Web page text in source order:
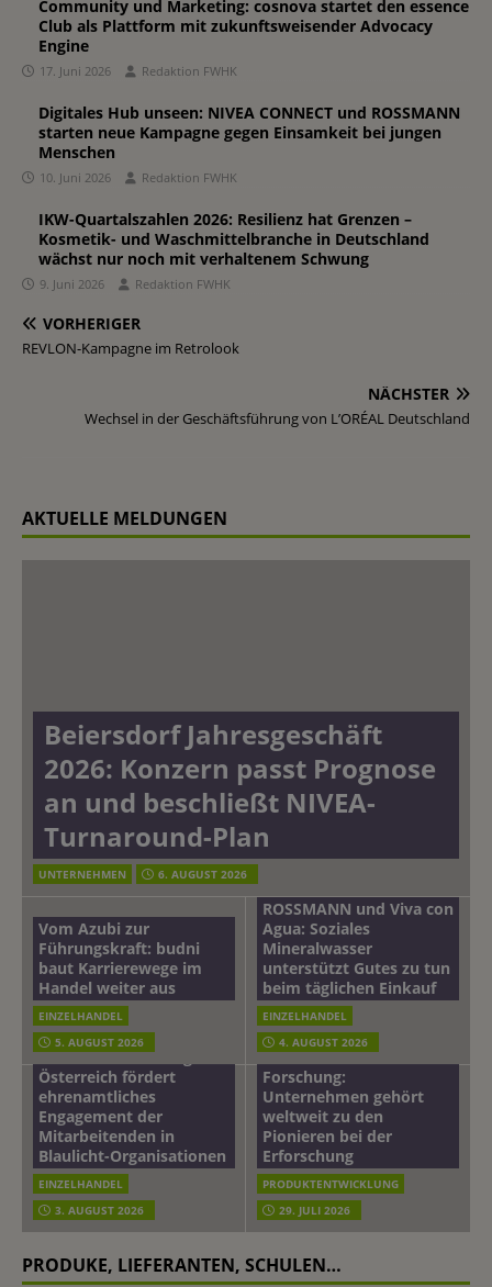
Community und Marketing: cosnova startet den essence
Club als Plattform mit zukunftsweisender Advocacy
Engine
17. Juni 2026 Redaktion FWHK
Digitales Hub unseen: NIVEA CONNECT und ROSSMANN
starten neue Kampagne gegen Einsamkeit bei jungen
Menschen
10. Juni 2026 Redaktion FWHK
IKW-Quartalszahlen 2026: Resilienz hat Grenzen –
Kosmetik- und Waschmittelbranche in Deutschland
wächst nur noch mit verhaltenem Schwung
9. Juni 2026 Redaktion FWHK
VORHERIGER
REVLON-Kampagne im Retrolook
NÄCHSTER
Wechsel in der Geschäftsführung von L’ORÉAL Deutschland
AKTUELLE MELDUNGEN
Beiersdorf Jahresgeschäft
2026: Konzern passt Prognose
an und beschließt NIVEA-
Turnaround-Plan
UNTERNEHMEN 6. AUGUST 2026
Vom Azubi zur
Führungskraft: budni
baut Karrierewege im
Handel weiter aus
EINZELHANDEL
5. AUGUST 2026
ROSSMANN und Viva con
Agua: Soziales
Mineralwasser
unterstützt Gutes zu tun
beim täglichen Einkauf
EINZELHANDEL
4. AUGUST 2026
mehr vom leben tag: dm
Österreich fördert
ehrenamtliches
Engagement der
Mitarbeitenden in
Blaulicht-Organisationen
EINZELHANDEL
3. AUGUST 2026
Beiersdorf
Hautmikrobiom-
Forschung:
Unternehmen gehört
weltweit zu den
Pionieren bei der
Erforschung
PRODUKTENTWICKLUNG
29. JULI 2026
PRODUKE, LIEFERANTEN, SCHULEN…